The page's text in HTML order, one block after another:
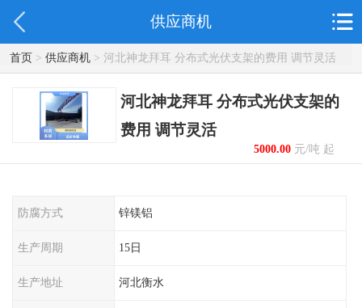
供应商机
首页> 供应商机> 河北神龙拜耳 分布式光伏支架的费用 调节灵活
河北神龙拜耳 分布式光伏支架的
费用 调节灵活
5000.00元/吨 起
防腐方式 锌镁铝
生产周期 15日
生产地址 河北衡水